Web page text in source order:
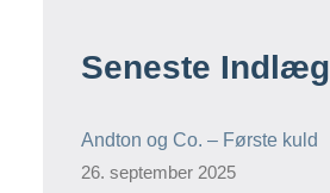
Seneste Indlæg
Andton og Co. – Første kuld
26. september 2025